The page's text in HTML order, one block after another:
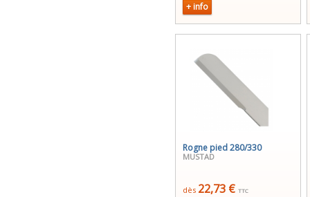
+ info
Rogne pied 280/330
MUSTAD
dès 22,73 € TTC